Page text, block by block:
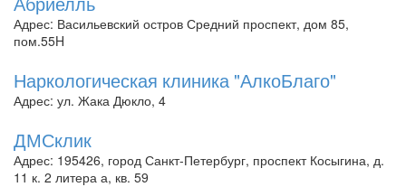
Адрес: Васильевский остров Средний проспект, дом 85,
пом.55H
Наркологическая клиника "АлкоБлаго"
Адрес: ул. Жака Дюкло, 4
ДМСклик
Адрес: 195426, город Санкт-Петербург, проспект Косыгина, д.
11 к. 2 литера а, кв. 59